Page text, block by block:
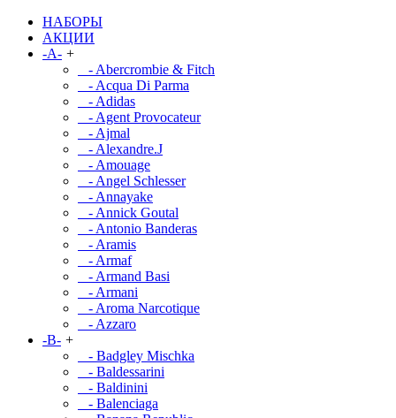
НАБОРЫ
АКЦИИ
-A- +
- Abercrombie & Fitch
- Acqua Di Parma
- Adidas
- Agent Provocateur
- Ajmal
- Alexandre.J
- Amouage
- Angel Schlesser
- Annayake
- Annick Goutal
- Antonio Banderas
- Aramis
- Armaf
- Armand Basi
- Armani
- Aroma Narcotique
- Azzaro
-B- +
- Badgley Mischka
- Baldessarini
- Baldinini
- Balenciaga